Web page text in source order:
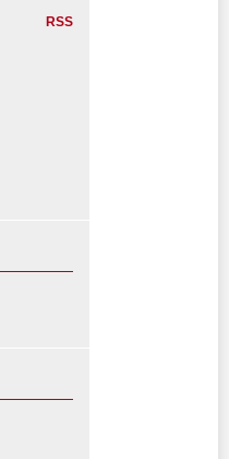
RSS